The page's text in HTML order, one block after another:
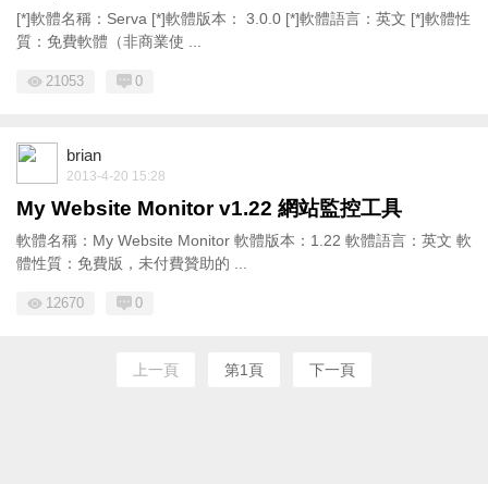
[*]軟體名稱：Serva [*]軟體版本： 3.0.0 [*]軟體語言：英文 [*]軟體性
質：免費軟體（非商業使 ...
21053 0
brian
2013-4-20 15:28
My Website Monitor v1.22 網站監控工具
軟體名稱：My Website Monitor 軟體版本：1.22 軟體語言：英文 軟
體性質：免費版，未付費贊助的 ...
12670 0
上一頁 第1頁 下一頁